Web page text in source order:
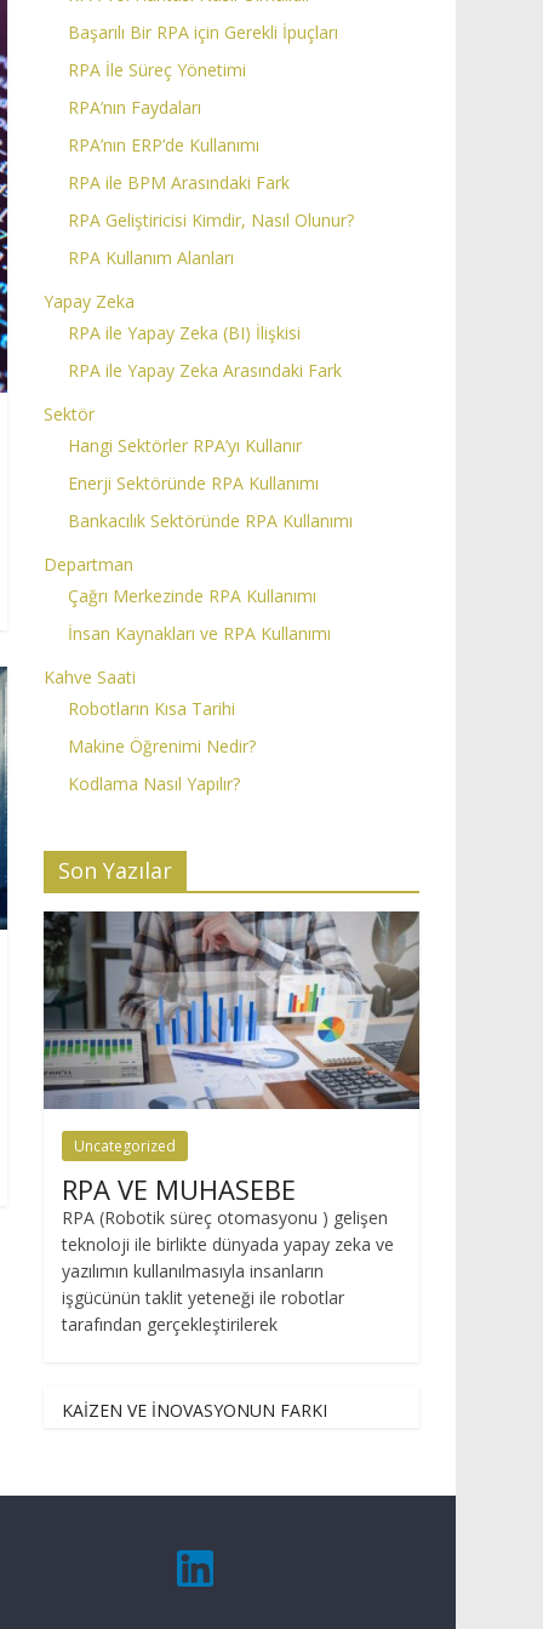
Başarılı Bir RPA için Gerekli İpuçları
RPA İle Süreç Yönetimi
RPA’nın Faydaları
RPA’nın ERP’de Kullanımı
RPA ile BPM Arasındaki Fark
RPA Geliştiricisi Kimdir, Nasıl Olunur?
RPA Kullanım Alanları
Yapay Zeka
RPA ile Yapay Zeka (BI) İlişkisi
RPA ile Yapay Zeka Arasındaki Fark
Sektör
Hangi Sektörler RPA’yı Kullanır
Enerji Sektöründe RPA Kullanımı
Bankacılık Sektöründe RPA Kullanımı
Departman
Çağrı Merkezinde RPA Kullanımı
İnsan Kaynakları ve RPA Kullanımı
Kahve Saati
Robotların Kısa Tarihi
Makine Öğrenimi Nedir?
Kodlama Nasıl Yapılır?
Son Yazılar
Uncategorized
RPA VE MUHASEBE
RPA (Robotik süreç otomasyonu ) gelişen
teknoloji ile birlikte dünyada yapay zeka ve
yazılımın kullanılmasıyla insanların
işgücünün taklit yeteneği ile robotlar
tarafından gerçekleştirilerek
KAİZEN VE İNOVASYONUN FARKI